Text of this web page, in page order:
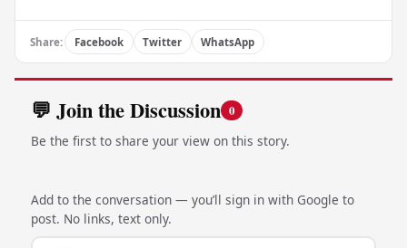
Share: Facebook Twitter WhatsApp
💬 Join the Discussion 0
Be the first to share your view on this story.
Add to the conversation — you’ll sign in with Google to
post. No links, text only.